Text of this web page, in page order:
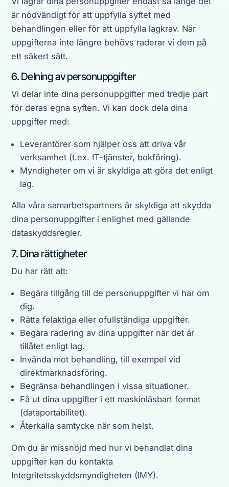
är nödvändigt för att uppfylla syftet med
behandlingen eller för att uppfylla lagkrav. När
uppgifterna inte längre behövs raderar vi dem på
ett säkert sätt.
6. Delning av personuppgifter
Vi delar inte dina personuppgifter med tredje part
för deras egna syften. Vi kan dock dela dina
uppgifter med:
Leverantörer som hjälper oss att driva vår
verksamhet (t.ex. IT-tjänster, bokföring).
Myndigheter om vi är skyldiga att göra det enligt
lag.
Alla våra samarbetspartners är skyldiga att skydda
dina personuppgifter i enlighet med gällande
dataskyddsregler.
7. Dina rättigheter
Du har rätt att:
Begära tillgång till de personuppgifter vi har om
dig.
Rätta felaktiga eller ofullständiga uppgifter.
Begära radering av dina uppgifter när det är
tillåtet enligt lag.
Invända mot behandling, till exempel vid
direktmarknadsföring.
Begränsa behandlingen i vissa situationer.
Få ut dina uppgifter i ett maskinläsbart format
(dataportabilitet).
Återkalla samtycke när som helst.
Om du är missnöjd med hur vi behandlat dina
uppgifter kan du kontakta
Integritetsskyddsmyndigheten (IMY).